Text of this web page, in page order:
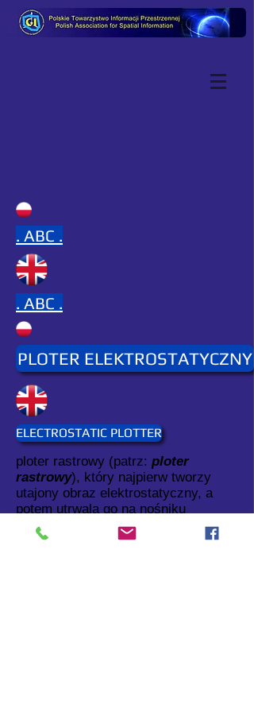
. ABC .
. ABC .
PLOTER ELEKTROSTATYCZNY
ELECTROSTATIC PLOTTER
ploter rastrowy (patrz: ploter
rastrowy), który najpierw tworzy
utajony obraz elektrostatyczny, a
potem utrwala go na nośniku
papierowym.